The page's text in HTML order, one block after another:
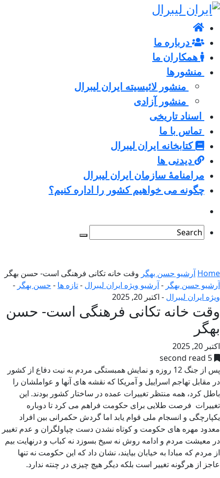
درباره ما
همکاران ما
منشورها
منشور لائیسیته ایران لیبرال
منشور آزادی
اسناد تاریخی
تماس با ما
کتابخانه ایران لیبرال
دیدنی ها
مرامنامۀ سازمان ایران لیبرال
چگونه می خواهیم کشور را اداره کنیم؟
Home آرشیو حسن بهگر وقت خانه تکانی فرهنگی است- حسن بهگر
آرشیو حسن بهگر -آرشیو ویژه ایران لیبرال -تازه ها - حسن بهگر -
ویژه ایران لیبرال - اکتبر 20, 2025
وقت خانه تکانی فرهنگی است- حسن
بهگر
اکتبر 20, 2025
5 second read
پس از جنگ 12 روزه و نمایش همبستگی مردم به نیت دفاع از کشور
در مقابل تهاجم اسراییل و آمریکا که نقشه های آنها و عواملشان را
باطل کرد، همه منتظر تغییرات عمده در ساختار کشور بودند. این
تغییرات فرصت طلایی برای حکومت فراهم می کرد تا دوباره
یکپارچگی و انسجام ملی قوام یابد اما گردش حکمرانی بین افراد
معدود مهره های حکومت و کوتاه نشدن دست چپاولگران و عدم تغییر
در معیشت مردم و ادامه روش نه سیخ بسوزد نه کباب و درنهایت بیم
از مردم که مبادا به خیابان بیایند، نشان داد که این حکومت نه تنها
عاجز از هرگونه تغییر است بلکه دیگر هیچ چیزی در چنته ندارد.